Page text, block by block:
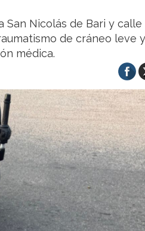
Nicolás de Bari y calle
de cráneo leve y
médica.